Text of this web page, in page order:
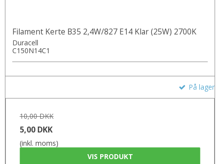
Filament Kerte B35 2,4W/827 E14 Klar (25W) 2700K
Duracell
C150N14C1
På lager
10,00 DKK
5,00 DKK
(inkl. moms)
VIS PRODUKT